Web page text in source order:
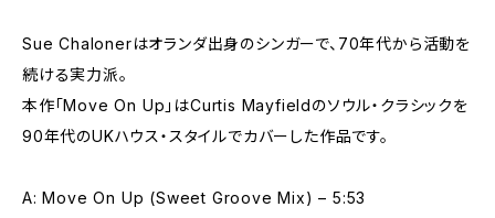
Sue Chalonerはオランダ出身のシンガーで、70年代から活動を
続ける実力派。
本作「Move On Up」はCurtis Mayfieldのソウル・クラシックを
90年代のUKハウス・スタイルでカバーした作品です。
A: Move On Up (Sweet Groove Mix) – 5:53